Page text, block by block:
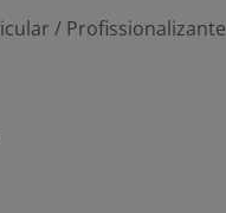
/ Profissionalizante